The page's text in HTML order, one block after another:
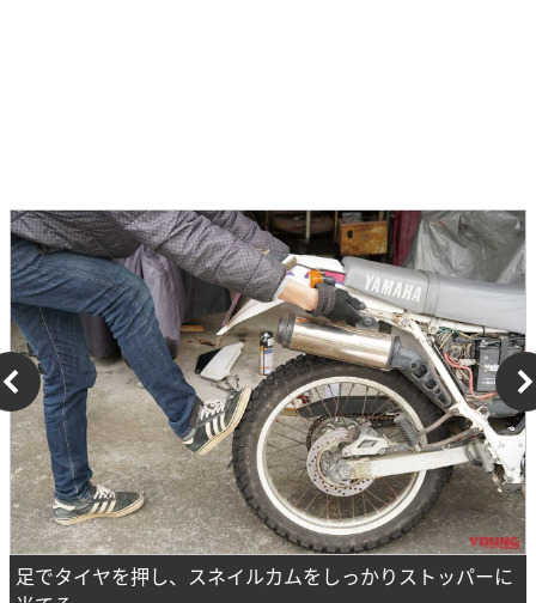
足でタイヤを押し、スネイルカムをしっかりストッパーに